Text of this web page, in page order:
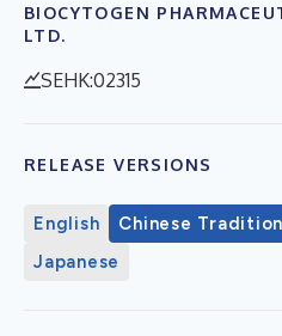
BIOCYTOGEN
LTD.
SEHK:02315
RELEASE VERSIONS
English Chinese
Japanese